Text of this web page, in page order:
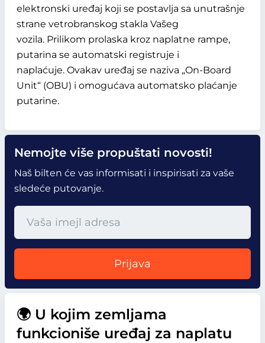
elektronski uređaj koji se postavlja sa unutrašnje
strane vetrobranskog stakla Vašeg
vozila. Prilikom prolaska kroz naplatne rampe,
putarina se automatski registruje i
naplaćuje. Ovakav uređaj se naziva „On-Board
Unit“ (OBU) i omogućava automatsko plaćanje
putarine.
Nemojte više propuštati novosti!
Naš bilten će vas informisati i inspirisati za vaše
sledeće putovanje.
Prijava
🌍 U kojim zemljama
funkcioniše uređaj za naplatu